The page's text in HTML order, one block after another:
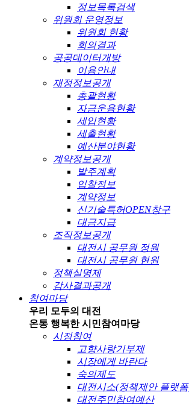
정보목록검색
위원회 운영정보
위원회 현황
회의결과
공공데이터개방
이용안내
재정정보공개
총괄현황
자금운용현황
세입현황
세출현황
예산분야현황
계약정보공개
발주계획
입찰정보
계약정보
신기술특허OPEN창구
대금지급
조직정보공개
대전시 공무원 정원
대전시 공무원 현원
정책실명제
감사결과공개
참여마당
우리 모두의 대전
온통 행복한 시민참여마당
시정참여
고향사랑기부제
시장에게 바란다
숙의제도
대전시소(정책제안 플랫
대전주민참여예산